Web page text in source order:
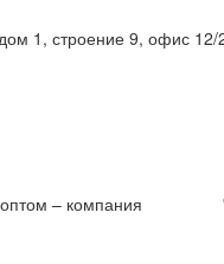
1, строение 9, офис 12/